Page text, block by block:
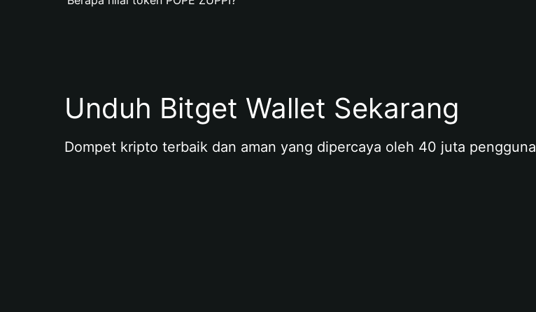
Unduh Bitget Wallet Sekarang
Dompet kripto terbaik dan aman yang dipercaya oleh 40 juta pengguna